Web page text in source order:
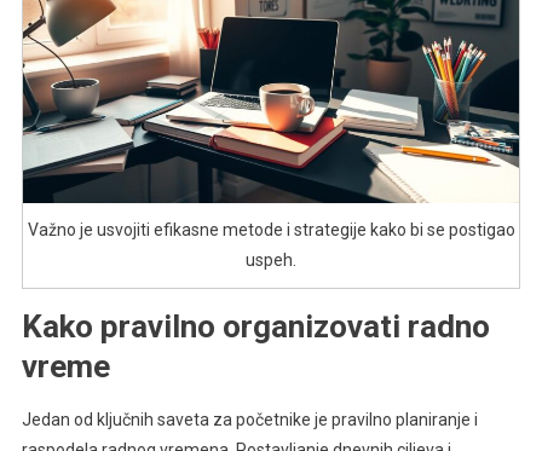
Važno je usvojiti efikasne metode i strategije kako bi se postigao
uspeh.
Kako pravilno organizovati radno
vreme
Jedan od ključnih saveta za početnike je pravilno planiranje i